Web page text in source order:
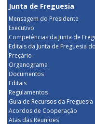
Junta de Freguesia
Mensagem do Presidente
Executivo
Competências da Junta de
Editais da Junta de Freguesia
Preçário
Organograma
Documentos
Editais
Regulamentos
Guia de Recursos da Freguesia
Acordos de Cooperação
Atas das Reuniões